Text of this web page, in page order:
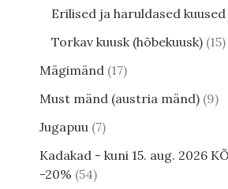
Erilised ja haruldased kuused
Torkav kuusk (hõbekuusk) 15
Mägimänd 17
Must mänd (austria mänd) 9
Jugapuu 7
Kadakad - kuni 15. aug. 2026
-20% 54